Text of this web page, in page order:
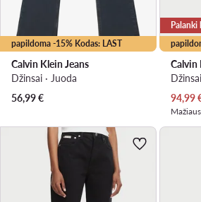
papildoma -15% Kodas: LAST
Calvin Klein Jeans
Džinsai · Juoda
56,99€
Palanki
Calvin
94,99